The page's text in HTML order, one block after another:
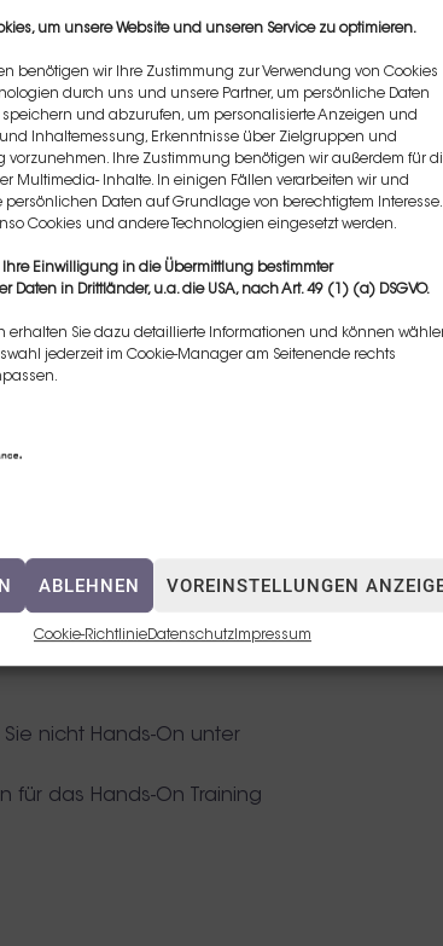
um unsere Website und unseren Service zu optimieren.
benötigen wir Ihre Zustimmung zur Verwendung von Cookies
durch uns und unsere Partner, um persönliche Daten
speichern und abzurufen, um personalisierte Anzeigen und
und Inhaltemessung, Erkenntnisse über Zielgruppen und
vorzunehmen. Ihre Zustimmung benötigen wir außerdem für
Multimedia- Inhalte. In einigen Fällen verarbeiten wir und
persönlichen Daten auf Grundlage von berechtigtem Interesse.
Cookies und andere Technologien eingesetzt werden.
Ihre Einwilligung in die Übermittlung bestimmter
Daten in Drittländer, u.a. die USA, nach Art. 49 (1) (a) DSGVO.
erhalten Sie dazu detaillierte Informationen und können
jederzeit im Cookie-Manager am Seitenende rechts
ABLEHNEN VOREINSTELLUNGEN
Cookie-RichtlinieDatenschutz Impressum
von Dr.Britz.
Sie auf „Ich stimme zu“, um
nicht Hands-On unter
für das Hands-On Training